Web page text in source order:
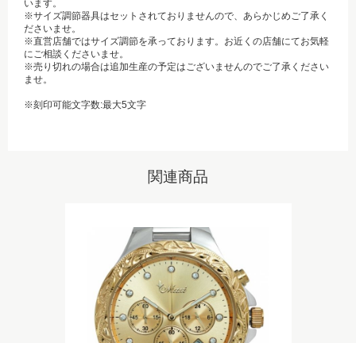
います。
※サイズ調節器具はセットされておりませんので、あらかじめご了承く
ださいませ。
※直営店舗ではサイズ調節を承っております。お近くの店舗にてお気軽
にご相談くださいませ。
※売り切れの場合は追加生産の予定はございませんのでご了承ください
ませ。
※刻印可能文字数:最大5文字
関連商品